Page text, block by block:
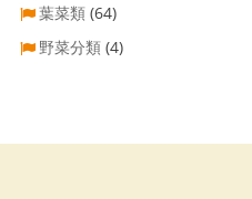
葉菜類 (64)
野菜分類 (4)